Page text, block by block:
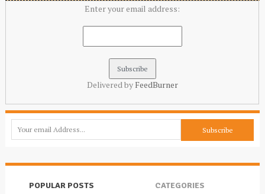
Enter your email address:
Delivered by FeedBurner
POPULAR POSTS CATEGORIES